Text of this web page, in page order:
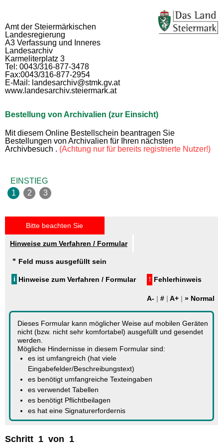
Amt der Steiermärkischen
Landesregierung
A3 Verfassung und Inneres
Landesarchiv
Karmeliterplatz 3
Tel: 0043/316-877-3478
Fax:0043/316-877-2954
E-Mail: landesarchiv@stmk.gv.at
www.landesarchiv.steiermark.at
Bestellung von Archivalien (zur Einsicht)
Mit diesem Online Bestellschein beantragen Sie
Bestellungen von Archivalien für Ihren nächsten
Archivbesuch . (Achtung nur für bereits registrierte Nutzer!)
EINSTIEG
Bitte beachten Sie
Hinweise zum Verfahren / Formular
* Feld muss ausgefüllt sein
i Hinweise zum Verfahren / Formular ! Fehlerhinweis
A- # A+
Dieses Formular kann möglicher Weise auf mobilen Geräten
nicht (bzw. nicht sehr komfortabel) ausgefüllt und gesendet
werden.
Mögliche Hindernisse in diesem Formular sind:
es ist umfangreich (hat viele
Eingabefelder/Beschreibungstext)
es benötigt umfangreiche Texteingaben
es verwendet Tabellen
es benötigt Pflichtbeilagen
es hat eine Signaturerfordernis
Schritt 1 von 1